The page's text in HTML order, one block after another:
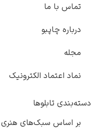
با ما
چاپبو
اعتماد الکترونیک
تابلوها
اساس سبک‌های هنری